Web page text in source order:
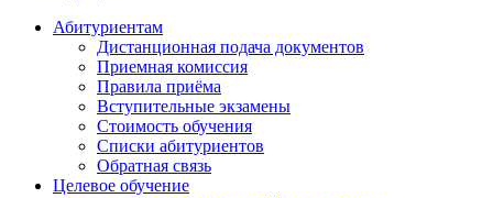
Абитуриентам
Дистанционная подача документов
Приемная комиссия
Правила приёма
Вступительные экзамены
Стоимость обучения
Списки абитуриентов
Обратная связь
Целевое обучение